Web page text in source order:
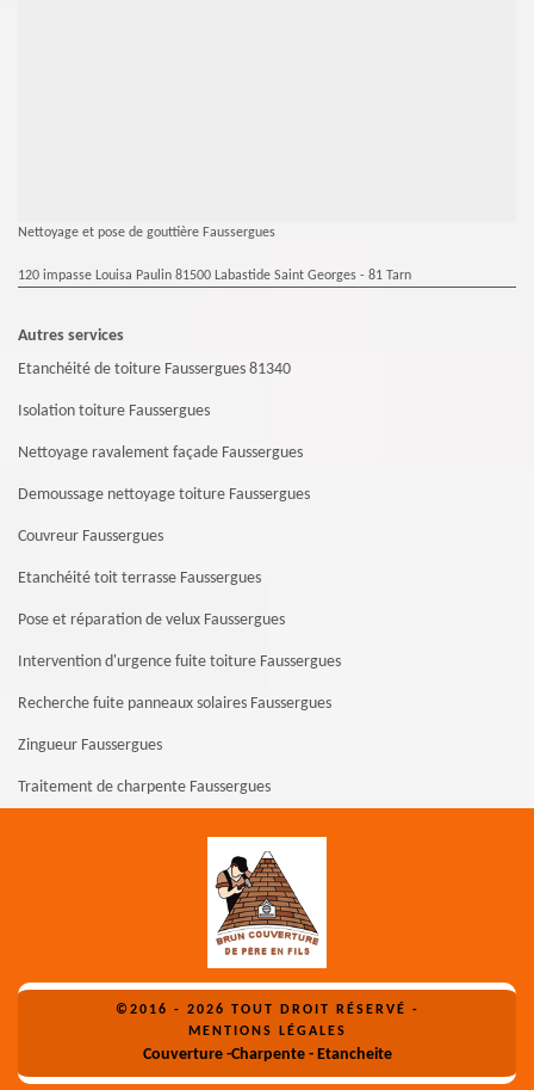
Nettoyage et pose de gouttière Faussergues
120 impasse Louisa Paulin 81500 Labastide Saint Georges - 81 Tarn
Autres services
Etanchéité de toiture Faussergues 81340
Isolation toiture Faussergues
Nettoyage ravalement façade Faussergues
Demoussage nettoyage toiture Faussergues
Couvreur Faussergues
Etanchéité toit terrasse Faussergues
Pose et réparation de velux Faussergues
Intervention d'urgence fuite toiture Faussergues
Recherche fuite panneaux solaires Faussergues
Zingueur Faussergues
Traitement de charpente Faussergues
©2016 - 2026 TOUT DROIT RÉSERVÉ -
MENTIONS LÉGALES
Couverture -Charpente - Etancheite